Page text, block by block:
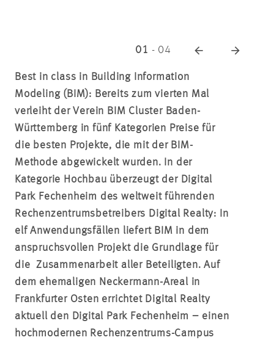
01 - 04
Best in class in Building Information
Modeling (BIM): Bereits zum vierten Mal
verleiht der Verein BIM Cluster Baden-
Württemberg in fünf Kategorien Preise für
die besten Projekte, die mit der BIM-
Methode abgewickelt wurden. In der
Kategorie Hochbau überzeugt der Digital
Park Fechenheim des weltweit führenden
Rechenzentrumsbetreibers Digital Realty: In
elf Anwendungsfällen liefert BIM in dem
anspruchsvollen Projekt die Grundlage für
die Zusammenarbeit aller Beteiligten. Auf
dem ehemaligen Neckermann-Areal in
Frankfurter Osten errichtet Digital Realty
aktuell den Digital Park Fechenheim – einen
hochmodernen Rechenzentrums-Campus